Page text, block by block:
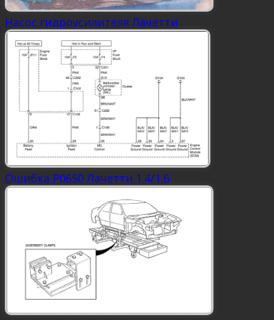
Насос гидроусилителя Лачетти
Ошибка P0650 Лачетти 1.4/1.6